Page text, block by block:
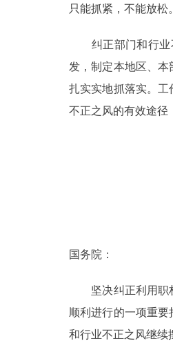
只能抓紧，不能放松。
纠正部门和行业不
发，制定本地区、
扎实实地抓落实。
不正之风的有效途径
国务院：
坚决纠正利用职权
顺利进行的一项重
和行业不正之风继续